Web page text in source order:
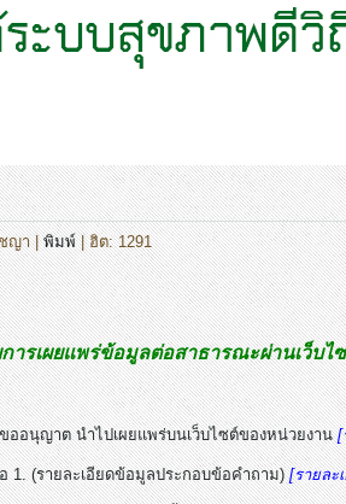
ญา|พิมพ์| ฮิต: 1291
ารเผยแพร่ข้อมูลต่อสาธารณะผ่านเว็บไ
อนุญาต นำไปเผยแพร่บนเว็บไซต์ของหน่วยงาน [
1. (รายละเอียดข้อมูลประกอบข้อคำถาม)[รายละ